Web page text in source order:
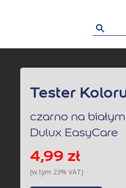
Tester
czarno na białym
Dulux EasyCare
4,99 zł
(w tym 23% VAT)